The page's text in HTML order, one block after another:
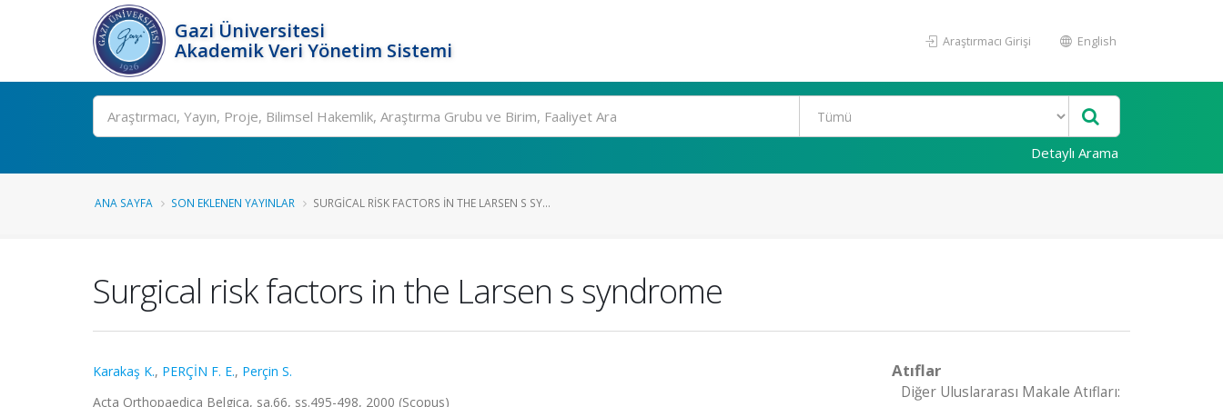
Gazi Üniversitesi
Akademik Veri Yönetim Sistemi
Araştırmacı Girişi English
Ara
Detaylı Arama
ANA SAYFA SON EKLENEN YAYINLAR SURGICAL RISK FACTORS IN THE LARSEN S SY...
Surgical risk factors in the Larsen s syndrome
Karakaş K., PERÇİN F. E., Perçin S.
Acta Orthopaedica Belgica, sa.66, ss.495-498, 2000 (Scopus)
Atıflar
Diğer Uluslararası Makale Atıfları: